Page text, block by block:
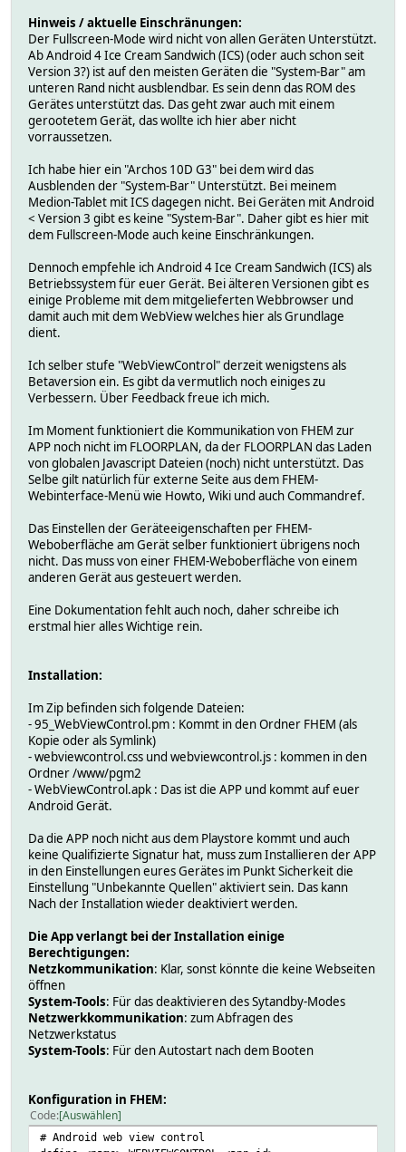
Hinweis / aktuelle Einschränungen:
Der Fullscreen-Mode wird nicht von allen Geräten Unterstützt.
Ab Android 4 Ice Cream Sandwich (ICS) (oder auch schon seit
Version 3?) ist auf den meisten Geräten die "System-Bar" am
unteren Rand nicht ausblendbar. Es sein denn das ROM des
Gerätes unterstützt das. Das geht zwar auch mit einem
gerootetem Gerät, das wollte ich hier aber nicht
vorraussetzen.
Ich habe hier ein "Archos 10D G3" bei dem wird das
Ausblenden der "System-Bar" Unterstützt. Bei meinem
Medion-Tablet mit ICS dagegen nicht. Bei Geräten mit Android
< Version 3 gibt es keine "System-Bar". Daher gibt es hier mit
dem Fullscreen-Mode auch keine Einschränkungen.
Dennoch empfehle ich Android 4 Ice Cream Sandwich (ICS) als
Betriebssystem für euer Gerät. Bei älteren Versionen gibt es
einige Probleme mit dem mitgelieferten Webbrowser und
damit auch mit dem WebView welches hier als Grundlage
dient.
Ich selber stufe "WebViewControl" derzeit wenigstens als
Betaversion ein. Es gibt da vermutlich noch einiges zu
Verbessern. Über Feedback freue ich mich.
Im Moment funktioniert die Kommunikation von FHEM zur
APP noch nicht im FLOORPLAN, da der FLOORPLAN das Laden
von globalen Javascript Dateien (noch) nicht unterstützt. Das
Selbe gilt natürlich für externe Seite aus dem FHEM-
Webinterface-Menü wie Howto, Wiki und auch Commandref.
Das Einstellen der Geräteeigenschaften per FHEM-
Weboberfläche am Gerät selber funktioniert übrigens noch
nicht. Das muss von einer FHEM-Weboberfläche von einem
anderen Gerät aus gesteuert werden.
Eine Dokumentation fehlt auch noch, daher schreibe ich
erstmal hier alles Wichtige rein.
Installation:
Im Zip befinden sich folgende Dateien:
- 95_WebViewControl.pm : Kommt in den Ordner FHEM (als
Kopie oder als Symlink)
- webviewcontrol.css und webviewcontrol.js : kommen in den
Ordner /www/pgm2
- WebViewControl.apk : Das ist die APP und kommt auf euer
Android Gerät.
Da die APP noch nicht aus dem Playstore kommt und auch
keine Qualifizierte Signatur hat, muss zum Installieren der APP
in den Einstellungen eures Gerätes im Punkt Sicherkeit die
Einstellung "Unbekannte Quellen" aktiviert sein. Das kann
Nach der Installation wieder deaktiviert werden.
Die App verlangt bei der Installation einige
Berechtigungen:
Netzkommunikation: Klar, sonst könnte die keine Webseiten
öffnen
System-Tools: Für das deaktivieren des Sytandby-Modes
Netzwerkkommunikation: zum Abfragen des
Netzwerkstatus
System-Tools: Für den Autostart nach dem Booten
Konfiguration in FHEM:
Code Auswählen
# Android web view control